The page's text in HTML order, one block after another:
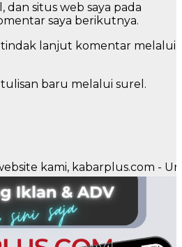
dan situs web saya pada
saya berikutnya.
tindak lanjut komentar melalui
baru melalui surel.
kabarplus.com - Untuk